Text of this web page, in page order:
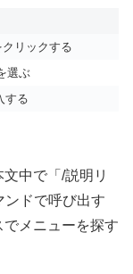
リックする
選ぶ
する
中で「/説明リ
ンドで呼び出す
メニューを探す